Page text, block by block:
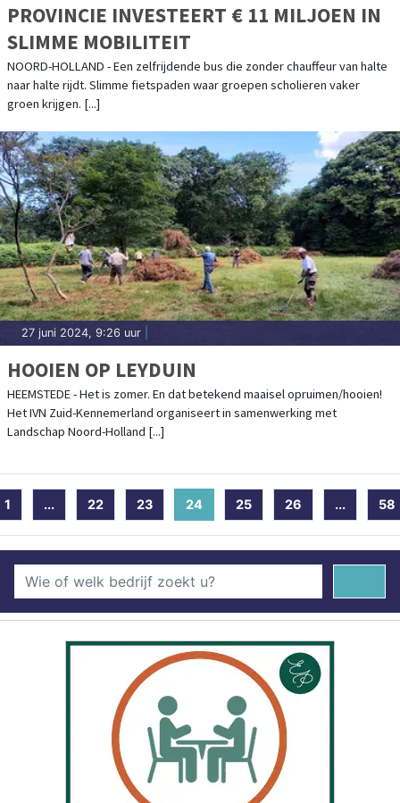
PROVINCIE INVESTEERT € 11 MILJOEN IN
SLIMME MOBILITEIT
NOORD-HOLLAND - Een zelfrijdende bus die zonder chauffeur van halte
naar halte rijdt. Slimme fietspaden waar groepen scholieren vaker
groen krijgen. [...]
27 juni 2024, 9:26 uur
HOOIEN OP LEYDUIN
HEEMSTEDE - Het is zomer. En dat betekend maaisel opruimen/hooien!
Het IVN Zuid-Kennemerland organiseert in samenwerking met
Landschap Noord-Holland [...]
1 ... 22 23 24 (current)
25 26 ... 58